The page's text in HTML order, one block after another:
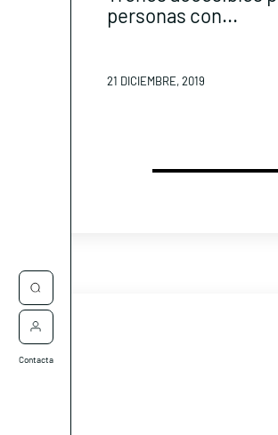
Contacta
personas con...
21 DICIEMBRE, 2019